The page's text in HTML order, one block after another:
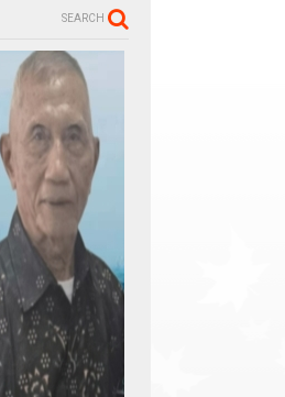
SEARCH